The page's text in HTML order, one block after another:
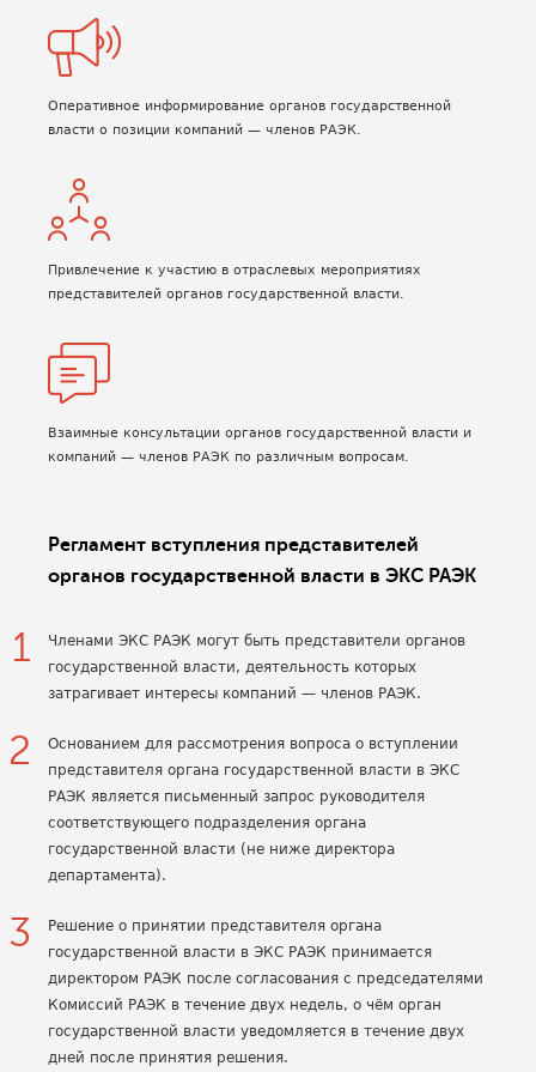
Оперативное информирование органов государственной
власти о позиции компаний — членов РАЭК.
Привлечение к участию в отраслевых мероприятиях
представителей органов государственной власти.
Взаимные консультации органов государственной власти и
компаний — членов РАЭК по различным вопросам.
Регламент вступления представителей
органов государственной власти в ЭКС РАЭК
Членами ЭКС РАЭК могут быть представители органов
государственной власти, деятельность которых
затрагивает интересы компаний — членов РАЭК.
Основанием для рассмотрения вопроса о вступлении
представителя органа государственной власти в ЭКС
РАЭК является письменный запрос руководителя
соответствующего подразделения органа
государственной власти (не ниже директора
департамента).
Решение о принятии представителя органа
государственной власти в ЭКС РАЭК принимается
директором РАЭК после согласования с председателями
Комиссий РАЭК в течение двух недель, о чём орган
государственной власти уведомляется в течение двух
дней после принятия решения.